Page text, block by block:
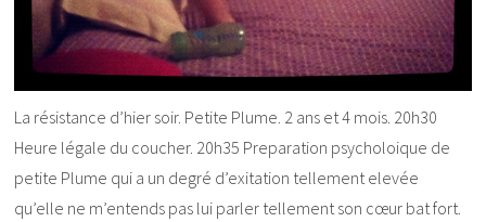
La résistance d’hier soir. Petite Plume. 2 ans et 4 mois. 20h30
Heure légale du coucher. 20h35 Preparation psycholoique de
petite Plume qui a un degré d’exitation tellement elevée
qu’elle ne m’entends pas lui parler tellement son cœur bat fort.